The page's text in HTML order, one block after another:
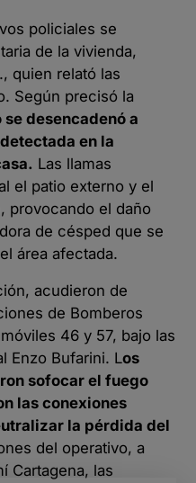
policiales se
de la vivienda,
quien relató las
Según precisó la
desencadenó a
en la
Las llamas
el patio externo y el
provocando el daño
de césped que se
área afectada.
acudieron de
de Bomberos
46 y 57, bajo las
Enzo Bufarini. Los
sofocar el fuego
las conexiones
la pérdida del
del operativo, a
Cartagena, las